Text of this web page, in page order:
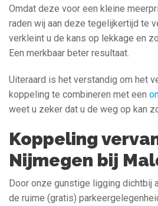
Omdat deze voor een kleine
raden wij aan deze tegelijkertijd te
verkleint u de kans op lekkage en
Een merkbaar beter resultaat.
Uiteraard is het verstandig om het
koppeling te combineren met een
weet u zeker dat u de weg op kan
Koppeling
Nijmegen bij
Door onze gunstige ligging dichtbij
de ruime (gratis)